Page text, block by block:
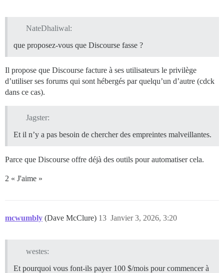
NateDhaliwal:
que proposez-vous que Discourse fasse ?
Il propose que Discourse facture à ses utilisateurs le privilège
d’utiliser ses forums qui sont hébergés par quelqu’un d’autre (cdck
dans ce cas).
Jagster:
Et il n’y a pas besoin de chercher des empreintes malveillantes.
Parce que Discourse offre déjà des outils pour automatiser cela.
2 « J'aime »
mcwumbly (Dave McClure) Janvier 3, 2026, 3:20
13
westes:
Et pourquoi vous font-ils payer 100 $/mois pour commencer à